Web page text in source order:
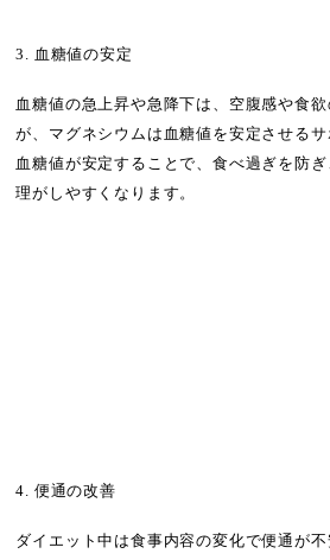
3. 血糖値の安定
血糖値の急上昇や急降下は、空腹感や食
が、マグネシウムは血糖値を安定させるサ
血糖値が安定することで、食べ過ぎを防
理がしやすくなります。
4. 便通の改善
ダイエット中は食事内容の変化で便通が不